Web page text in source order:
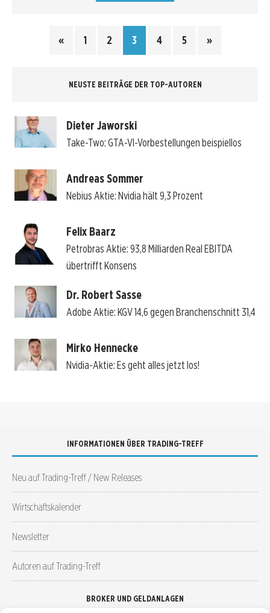
« 1 2 3 4 5 »
NEUSTE BEITRÄGE DER TOP-AUTOREN
Dieter Jaworski
Take-Two: GTA-VI-Vorbestellungen beispiellos
Andreas Sommer
Nebius Aktie: Nvidia hält 9,3 Prozent
Felix Baarz
Petrobras Aktie: 93,8 Milliarden Real EBITDA
übertrifft Konsens
Dr. Robert Sasse
Adobe Aktie: KGV 14,6 gegen Branchenschnitt 31,4
Mirko Hennecke
Nvidia-Aktie: Es geht alles jetzt los!
INFORMATIONEN ÜBER TRADING-TREFF
Neu auf Trading-Treff / New Releases
Wirtschaftskalender
Newsletter
Autoren auf Trading-Treff
BROKER UND GELDANLAGEN